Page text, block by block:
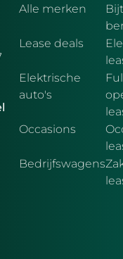
Alle merken
Lease deals
Elektrische
auto's
Occasions
Bedrijfswagens